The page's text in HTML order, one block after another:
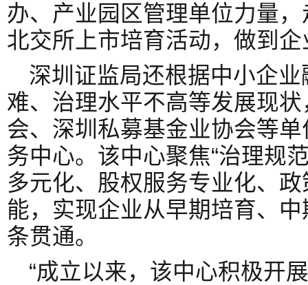
办、产业园区管理单位力量
北交所上市培育活动，做到企
深圳证监局还根据中小企
难、治理水平不高等发展现
会、深圳私募基金业协会等
务中心。该中心聚焦“治理规
多元化、股权服务专业化、
能，实现企业从早期培育、
条贯通。
“成立以来，该中心积极开